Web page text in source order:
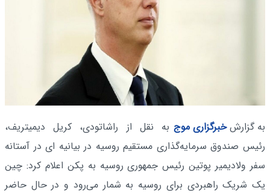
به گزارشخبرگزاری موج به نقل از راشاتودی، کریل دیمیتریف،
رئیس صندوق سرمایه‌گذاری مستقیم روسیه در بیانیه ای در آستانه
سفر ولادیمیر پوتین رئیس جمهوری روسیه به پکن اعلام کرد: چین
یک شریک راهبردی برای روسیه به شمار می‌رود و در حال حاضر